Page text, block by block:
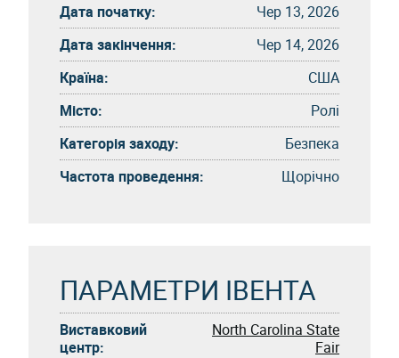
Дата початку:
Чер 13, 2026
Дата закінчення:
Чер 14, 2026
Країна:
США
Місто:
Ролі
Категорія заходу:
Безпека
Частота проведення:
Щорічно
ПАРАМЕТРИ ІВЕНТА
Виставковий
центр:
North Carolina State
Fair